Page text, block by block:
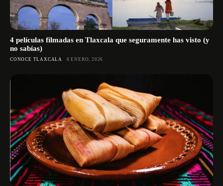
4 películas filmadas en Tlaxcala que seguramente has visto (y
no sabías)
CONOCE TLAXCALA 8 ENERO, 2026